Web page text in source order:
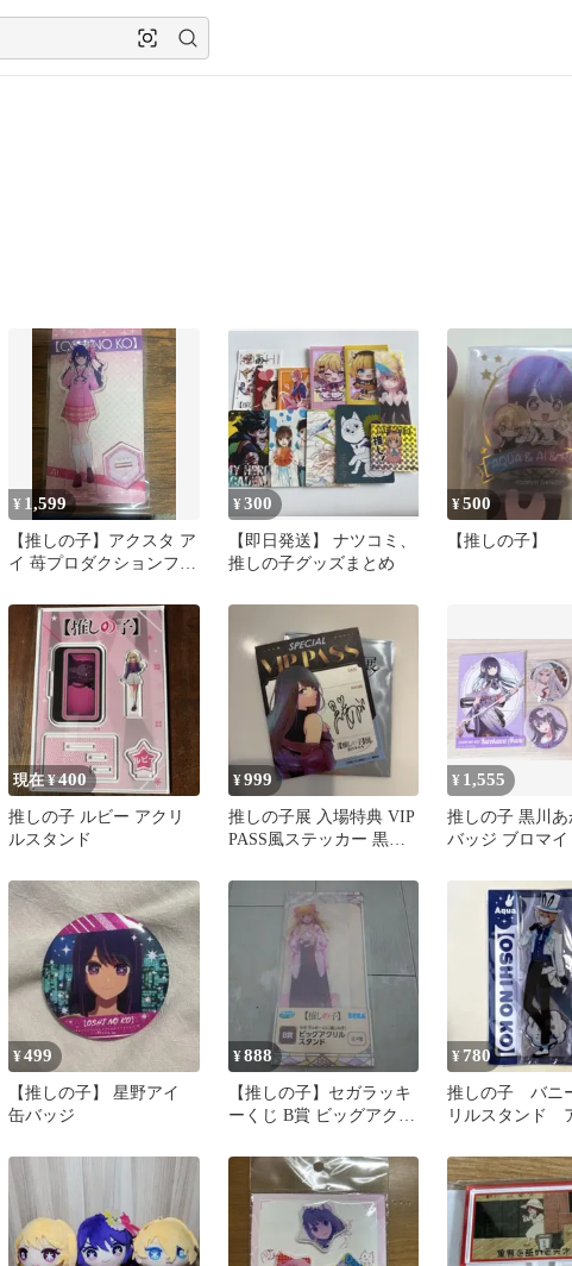
¥ 1,599
【推しの子】アクスタ ア
イ 苺プロダクションファ
出品
¥300
【即日発送】 ナツコミ、
推しの子グッズまとめ
¥500
【推しの子】
現在 ¥400
推しの子 ルビー アクリ
ルスタンド
¥999
推しの子展 入場特典 VIP
PASS風ステッカー 黒川
¥ 1,555
推しの子 黒川
バッジ ブロマイ
¥499
【推しの子】 星野アイ
缶バッジ
¥888
【推しの子】セガラッキ
ーくじ B賞 ビッグアクリ
¥ 780
推しの子 バニ
リルスタンド